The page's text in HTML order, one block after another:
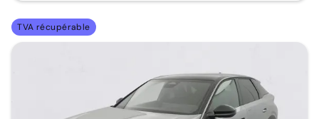
TVA récupérable